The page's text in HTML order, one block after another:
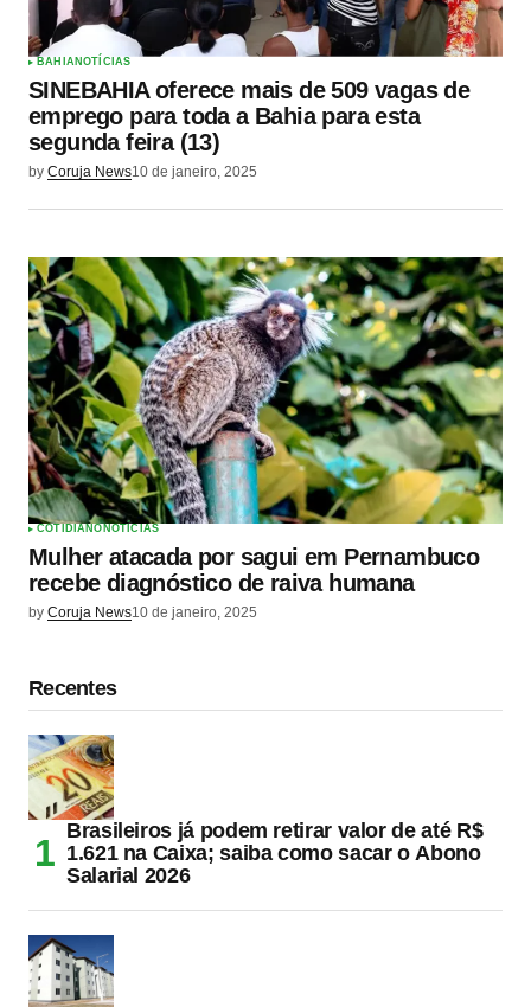
BAHIA NOTÍCIAS
SINEBAHIA oferece mais de 509 vagas de
emprego para toda a Bahia para esta
segunda feira (13)
by Coruja News10 de janeiro, 2025
COTIDIANO NOTÍCIAS
Mulher atacada por sagui em Pernambuco
recebe diagnóstico de raiva humana
by Coruja News10 de janeiro, 2025
Recentes
Brasileiros já podem retirar valor de até R$
1.621 na Caixa; saiba como sacar o Abono
Salarial 2026